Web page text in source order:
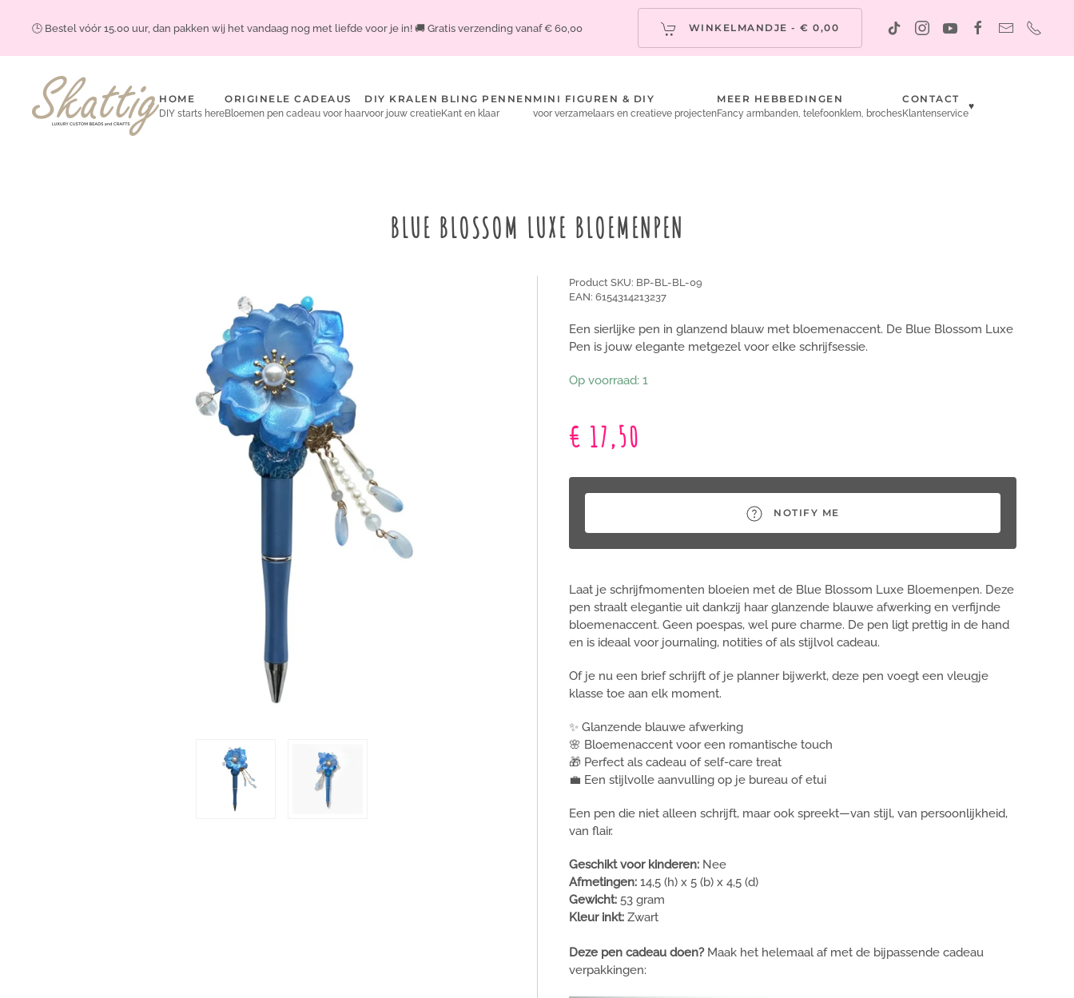
🕒 Bestel vóór 15.00 uur, dan pakken wij het vandaag nog met liefde voor je in! 🚚 Gratis verzending vanaf € 60,00 WINKELMANDJE - € 0,00
HOME
DIY starts here
ORIGINELE CADEAUS
Bloemen pen cadeau voor haar
DIY KRALEN
voor jouw creatie
BLING PENNEN
Kant en klaar
MINI FIGUREN & DIY
voor verzamelaars en creatieve projecten
MEER HEBBEDINGEN
Fancy armbanden, telefoonklem, broches
CONTACT
Klantenservice
♥
BLUE BLOSSOM LUXE BLOEMENPEN
Product SKU: BP-BL-BL-09
EAN: 6154314213237
Een sierlijke pen in glanzend blauw met bloemenaccent. De Blue Blossom Luxe
Pen is jouw elegante metgezel voor elke schrijfsessie.
Op voorraad: 1
€ 17,50
NOTIFY ME
Laat je schrijfmomenten bloeien met de Blue Blossom Luxe Bloemenpen. Deze
pen straalt elegantie uit dankzij haar glanzende blauwe afwerking en verfijnde
bloemenaccent. Geen poespas, wel pure charme. De pen ligt prettig in de hand
en is ideaal voor journaling, notities of als stijlvol cadeau.
Of je nu een brief schrijft of je planner bijwerkt, deze pen voegt een vleugje
klasse toe aan elk moment.
✨ Glanzende blauwe afwerking
🌸 Bloemenaccent voor een romantische touch
🎁 Perfect als cadeau of self-care treat
💼 Een stijlvolle aanvulling op je bureau of etui
Een pen die niet alleen schrijft, maar ook spreekt—van stijl, van persoonlijkheid,
van flair.
Geschikt voor kinderen: Nee
Afmetingen: 14,5 (h) x 5 (b) x 4,5 (d)
Gewicht: 53 gram
Kleur inkt: Zwart
Deze pen cadeau doen?Maak het helemaal af met de bijpassende cadeau
verpakkingen: